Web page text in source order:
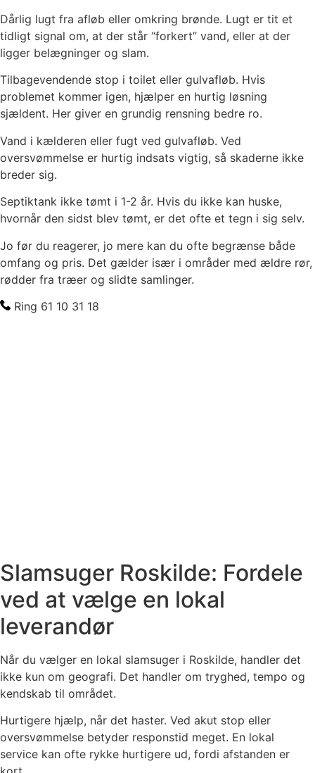
Dårlig lugt fra afløb eller omkring brønde. Lugt er tit et
tidligt signal om, at der står “forkert” vand, eller at der
ligger belægninger og slam.
Tilbagevendende stop i toilet eller gulvafløb. Hvis
problemet kommer igen, hjælper en hurtig løsning
sjældent. Her giver en grundig rensning bedre ro.
Vand i kælderen eller fugt ved gulvafløb. Ved
oversvømmelse er hurtig indsats vigtig, så skaderne ikke
breder sig.
Septiktank ikke tømt i 1-2 år. Hvis du ikke kan huske,
hvornår den sidst blev tømt, er det ofte et tegn i sig selv.
Jo før du reagerer, jo mere kan du ofte begrænse både
omfang og pris. Det gælder især i områder med ældre rør,
rødder fra træer og slidte samlinger.
Ring 61 10 31 18
Slamsuger Roskilde: Fordele
ved at vælge en lokal
leverandør
Når du vælger en lokal slamsuger i Roskilde, handler det
ikke kun om geografi. Det handler om tryghed, tempo og
kendskab til området.
Hurtigere hjælp, når det haster. Ved akut stop eller
oversvømmelse betyder responstid meget. En lokal
service kan ofte rykke hurtigere ud, fordi afstanden er